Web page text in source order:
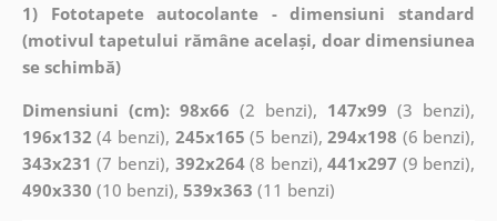
1) Fototapete autocolante - dimensiuni standard
(motivul tapetului rămâne același, doar dimensiunea
se schimbă)
Dimensiuni (cm): 98x66 (2 benzi), 147x99 (3 benzi),
196x132 (4 benzi), 245x165 (5 benzi),294x198 (6 benzi),
343x231 (7 benzi), 392x264(8 benzi),441x297 (9 benzi),
490x330 (10 benzi), 539x363 (11 benzi)